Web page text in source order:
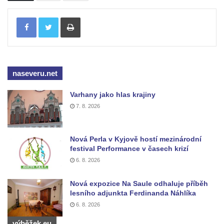
Studánka U Zabitého pod Božanovským
Prameniště za kaplí Panny Marie u
Pramen hraběnky Marie na Francouzské
cestě pod Smrkem
Studna u kaple svatého Jana
Nepomuckého ve Vehlovicích
Pavlova studánka u silnice v Dolním Prysku
Prysku – Pryský pramen
Studánka před domem čp. 73 v Dolním
Prysku
Tisknout
naseveru.net
Varhany jako hlas krajiny
7. 8. 2026
Nová Perla v Kyjově hostí mezinárodní
festival Performance v časech krizí
6. 8. 2026
Nová expozice Na Saule odhaluje příběh
lesního adjunkta Ferdinanda Náhlíka
6. 8. 2026